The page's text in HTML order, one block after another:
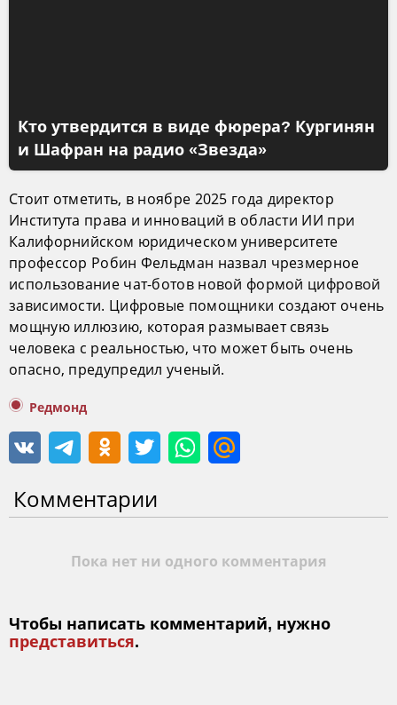
Кто утвердится в виде фюрера? Кургинян
и Шафран на радио «Звезда»
Стоит отметить, в ноябре 2025 года директор
Института права и инноваций в области ИИ при
Калифорнийском юридическом университете
профессор Робин Фельдман назвал чрезмерное
использование чат-ботов новой формой цифровой
зависимости. Цифровые помощники создают очень
мощную иллюзию, которая размывает связь
человека с реальностью, что может быть очень
опасно, предупредил ученый.
Редмонд
Комментарии
Пока нет ни одного комментария
Чтобы написать комментарий, нужно
представиться.